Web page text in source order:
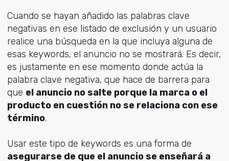
Cuando se hayan añadido las palabras clave
negativas en ese listado de exclusión y un usuario
realice una búsqueda en la que incluya alguna de
esas keywords, el anuncio no se mostrará. Es decir,
es justamente en ese momento donde actúa la
palabra clave negativa, que hace de barrera para
que el anuncio no salte porque la marca o el
producto en cuestión no se relaciona con ese
término.
Usar este tipo de keywords es una forma de
asegurarse de que el anuncio se enseñará a